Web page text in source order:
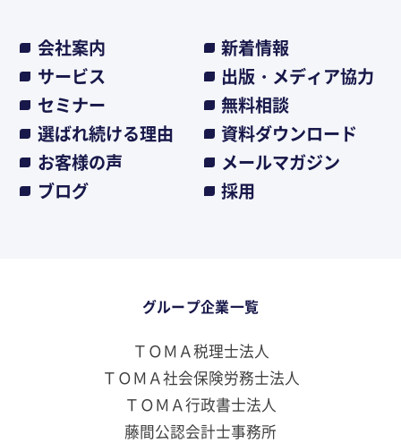
会社案内
新着情報
サービス
出版・メディア協力
セミナー
無料相談
選ばれ続ける理由
資料ダウンロード
お客様の声
メールマガジン
ブログ
採用
グループ企業一覧
ＴＯＭＡ税理士法人
ＴＯＭＡ社会保険労務士法人
ＴＯＭＡ行政書士法人
藤間公認会計士事務所